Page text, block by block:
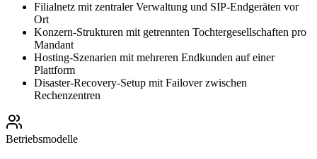
Filialnetz mit zentraler Verwaltung und SIP-Endgeräten vor
Ort
Konzern-Strukturen mit getrennten Tochtergesellschaften pro
Mandant
Hosting-Szenarien mit mehreren Endkunden auf einer
Plattform
Disaster-Recovery-Setup mit Failover zwischen
Rechenzentren
Betriebsmodelle